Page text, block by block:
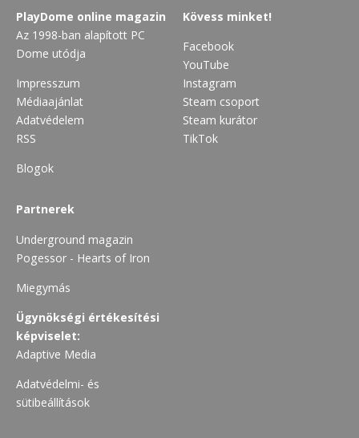
PlayDome online magazin
Az 1998-ban alapított PC
Dome utódja
Impresszum
Médiaajánlat
Adatvédelem
RSS
Blogok
Kövess minket!
Facebook
YouTube
Instagram
Steam csoport
Steam kurátor
TikTok
Partnerek
Underground magazin
Pogessor - Hearts of Iron
Miegymás
Ügynökségi értékesítési
képviselet:
Adaptive Media
Adatvédelmi- és
sütibeállítások